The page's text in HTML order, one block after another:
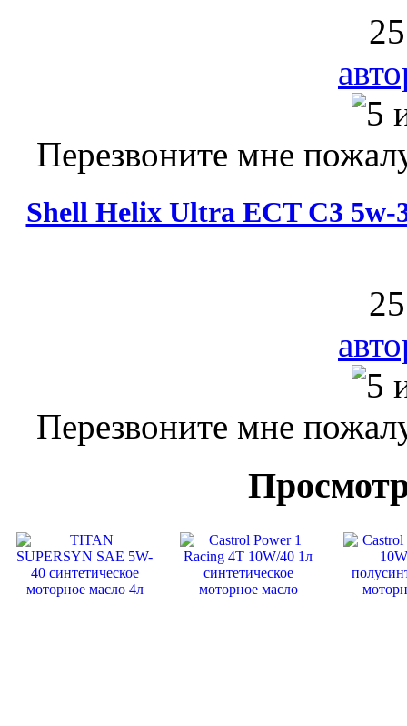
Перезвоните мне
Shell Helix Ultra ECT C3 5w-
Перезвоните мне